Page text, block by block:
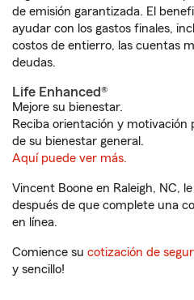
de emisión garantizada. El
ayudar con los gastos finales,
costos de entierro, las cuentas
deudas.
Life Enhanced®
Mejore su bienestar.
Reciba orientación y motivación
de su bienestar general.
Aquí puede ver más.
Vincent Boone en Raleigh, NC,
después de que complete una
en línea.
Comience su cotización de
y sencillo!